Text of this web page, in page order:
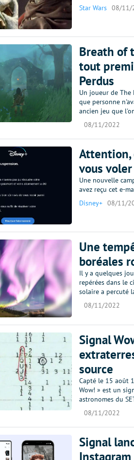
Star Wars 08/11/
Breath of
tout
Perdus
Un joueur de The
que personne
ancien jeu que
08/11/2022
Attention,
vous
Une nouvelle
avez reçu cet e-
Disney+ 08/11/
Une
boréales
Il y a quelques
repérées dans le
solaire a percuté
08/11/2022
Signal
source
Capté le 15 août
Wow! » est un
astronomes du
08/11/2022
Signal
Instagram